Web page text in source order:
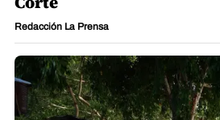
Redacción La Prensa